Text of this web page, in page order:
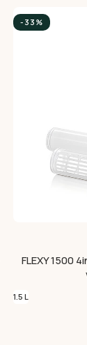
-33%
FLEXY 1500
1.5 L